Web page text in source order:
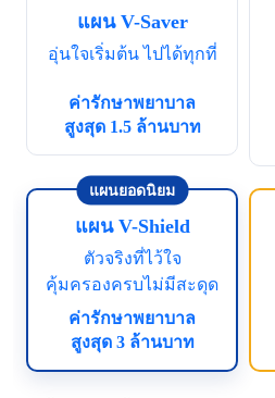
แผน V-Saver
อุ่นใจเริ่มต้น ไปได้ทุกที่
ค่ารักษาพยาบาล
สูงสุด 1.5 ล้านบาท
แผนยอดนิยม
แผน V-Shield
ตัวจริงที่ไว้ใจ
คุ้มครองครบไม่มีสะดุด
ค่ารักษาพยาบาล
สูงสุด 3 ล้านบาท